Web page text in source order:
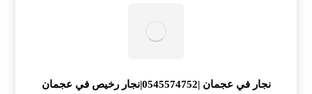
نجار في عجمان |0545574752|نجار رخيص في عجمان